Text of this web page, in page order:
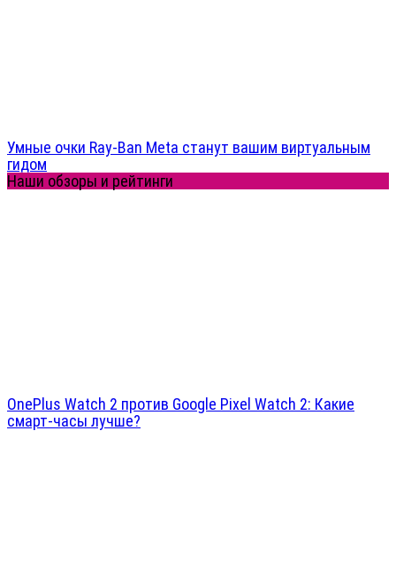
Умные очки Ray-Ban Meta станут вашим виртуальным
гидом
Наши обзоры и рейтинги
OnePlus Watch 2 против Google Pixel Watch 2: Какие
смарт-часы лучше?